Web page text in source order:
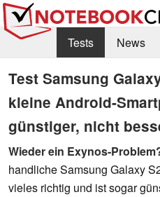
Tests News
Benchmarks & Tech
Kaufberatung
Deals
Forum
Test Samsung
kleine Android-
günstiger, nicht
Wieder ein Exynos-
handliche Samsung Galaxy
vieles richtig und ist sogar